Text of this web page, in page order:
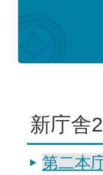
新庁舎
第二本